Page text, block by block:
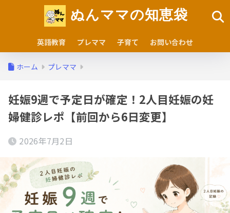
ぬんママの知恵袋
英語教育 プレママ 子育て お問い合わせ
ホーム プレママ
妊娠9週で予定日が確定！2人目妊娠の妊
婦健診レポ【前回から6日変更】
2026年7月2日